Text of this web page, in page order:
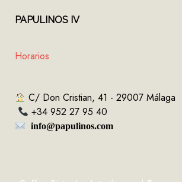
PAPULINOS IV
Horarios
C/ Don Cristian, 41 - 29007 Málaga
+34 952 27 95 40
info@papulinos.com